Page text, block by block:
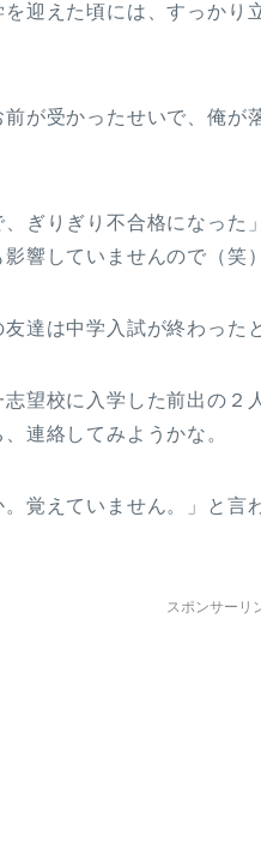
迎えた頃には、すっかり
が受かったせいで、俺が
、ぎりぎり不合格になった
響していませんので（笑
達は中学入試が終わった
望校に入学した前出の２
連絡してみようかな。
。覚えていません。」と言
スポンサーリ